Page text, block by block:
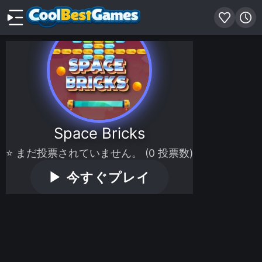
Space Bricks
⭐ まだ投票されていません。 (0 投票数)
▶ 今すぐプレイ